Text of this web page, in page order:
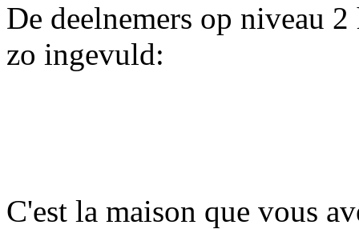
De deelnemers op niveau
zo ingevuld:
C'est la maison que vous